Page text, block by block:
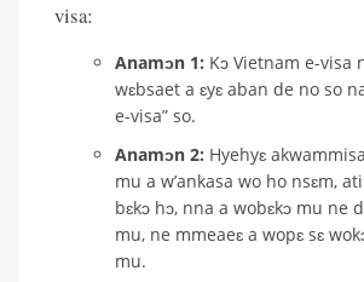
visa:
Anamɔn 1: Kɔ Vietnam e-visa
wɛbsaet a ɛyɛ aban de no so
e-visa” so.
Anamɔn 2: Hyehyɛ
mu a w’ankasa wo ho nsɛm,
bɛkɔ hɔ, nna a wobɛkɔ mu ne
mu, ne mmeaeɛ a wopɛ sɛ
mu.